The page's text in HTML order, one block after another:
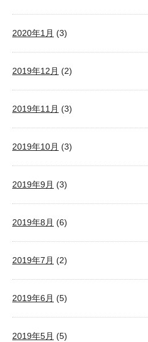
2020年1月 (3)
2019年12月 (2)
2019年11月 (3)
2019年10月 (3)
2019年9月 (3)
2019年8月 (6)
2019年7月 (2)
2019年6月 (5)
2019年5月 (5)